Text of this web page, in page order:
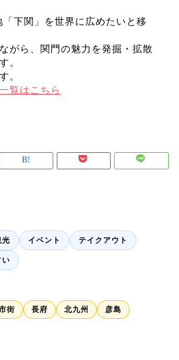
下関」を世界に広めたいと移
がら、関門の魅力を発掘・拡散
。
。
覧はこちら
光 イベント テイクアウト
い
街 長府 北九州 彦島